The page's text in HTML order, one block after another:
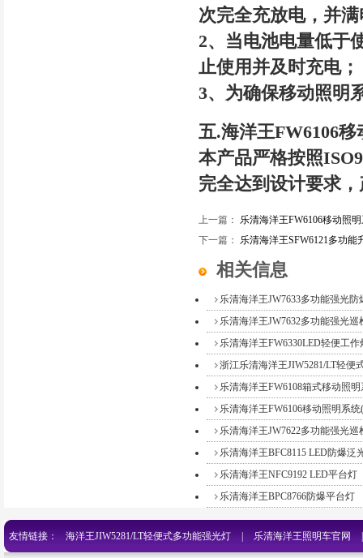
次完全充放电，并
2、当电池电量低于
止使用并及时充电；
3、为确保移动照明
五.海洋王FW6106
本产品严格按照
完全达到设计要求
上一篇：
乐清海洋王FW6106移动照
下一篇：
乐清海洋王SFW6121多功能
相关信息
乐清海洋王JW7633多功能强光防
乐清海洋王JW7632多功能强光巡
乐清海洋王FW6330LED轻便工作
浙江乐清海洋王JIW5281/LT轻便
乐清海洋王FW6108箱式移动照
乐清海洋王FW6106移动照明系
乐清海洋王JW7622多功能强光巡
乐清海洋王BFC8115 LED防爆泛
乐清海洋王NFC9192 LED平台灯
乐清海洋王BPC8766防爆平台灯
友情链接： 海洋王JIW5281/LT轻便式多功能强光灯 | 乐清海洋王照明车官网